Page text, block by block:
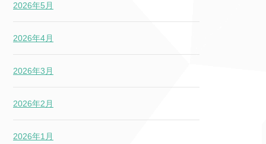
2026年5月
2026年4月
2026年3月
2026年2月
2026年1月